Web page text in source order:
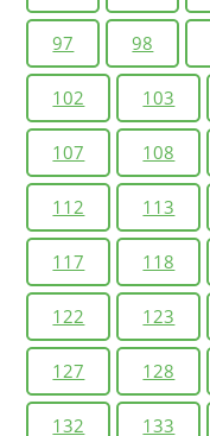
97 98
102 103
107 108
112 113
117 118
122 123
127 128
132 133